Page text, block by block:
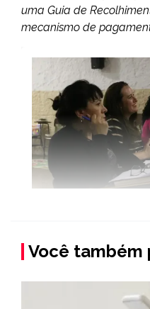
uma Guia de
mecanismo de
Você também